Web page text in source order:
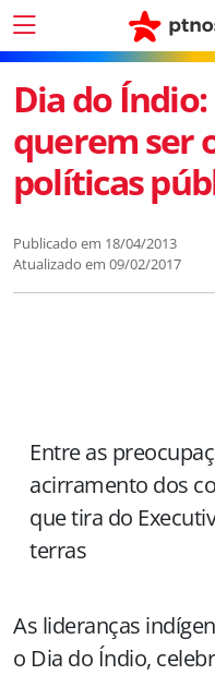
Dia do
querem ser
políticas
Publicado em 18/04/2013
Atualizado em 09/02/2017
Entre as
acirramento dos
que tira do
terras
As lideranças
o Dia do Índio,